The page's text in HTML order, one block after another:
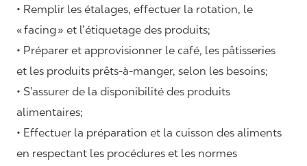
• Remplir les étalages, effectuer la rotation, le
«facing» et l’étiquetage des produits;
• Préparer et approvisionner le café, les pâtisseries
et les produits prêts-à-manger, selon les besoins;
• S’assurer de la disponibilité des produits
alimentaires;
• Effectuer la préparation et la cuisson des aliments
en respectant les procédures et les normes